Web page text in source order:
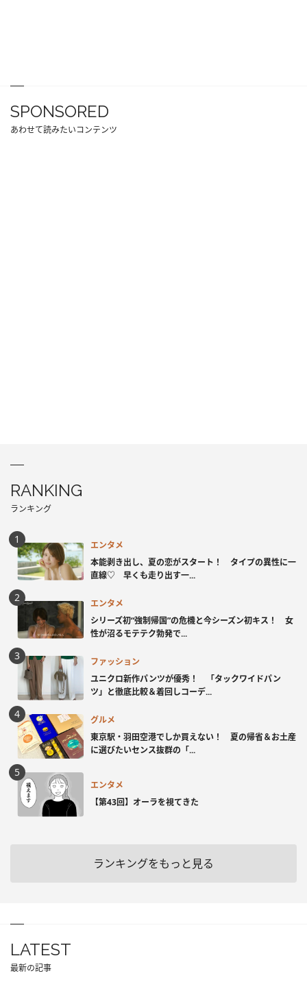
SPONSORED
あわせて読みたいコンテンツ
RANKING
ランキング
エンタメ
本能剥き出し、夏の恋がスタート！ タイプの異性に一
直線♡ 早くも走り出す一...
エンタメ
シリーズ初“強制帰国”の危機と今シーズン初キス！ 女
性が沼るモテテク勃発で...
ファッション
ユニクロ新作パンツが優秀！ 「タックワイドパン
ツ」と徹底比較＆着回しコーデ...
グルメ
東京駅・羽田空港でしか買えない！ 夏の帰省＆お土産
に選びたいセンス抜群の「...
エンタメ
【第43回】オーラを視てきた
ランキングをもっと見る
LATEST
最新の記事